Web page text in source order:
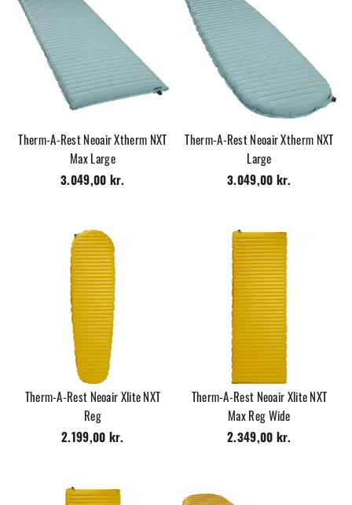
Therm-A-Rest Neoair Xtherm NXT
Max Large
3.049,00 kr.
Therm-A-Rest Neoair Xtherm NXT
Large
3.049,00 kr.
Therm-A-Rest Neoair Xlite NXT
Reg
2.199,00 kr.
Therm-A-Rest Neoair Xlite NXT
Max Reg Wide
2.349,00 kr.